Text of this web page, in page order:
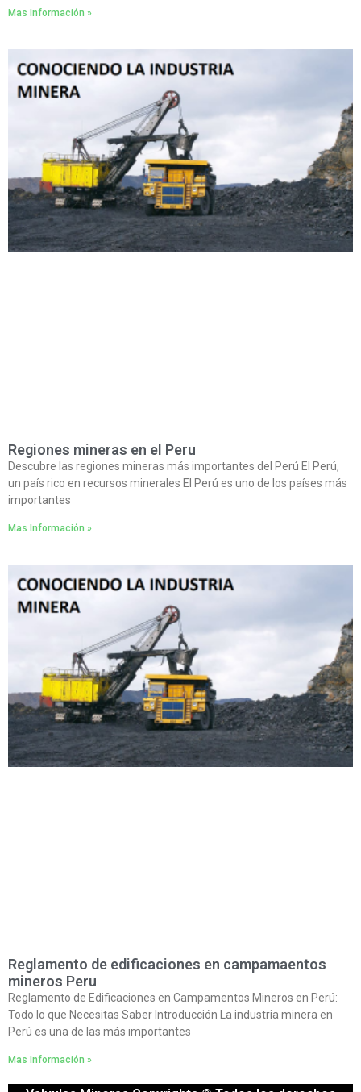
Mas Información »
Regiones mineras en el Peru
Descubre las regiones mineras más importantes del Perú El Perú,
un país rico en recursos minerales El Perú es uno de los países más
importantes
Mas Información »
Reglamento de edificaciones en campamaentos
mineros Peru
Reglamento de Edificaciones en Campamentos Mineros en Perú:
Todo lo que Necesitas Saber Introducción La industria minera en
Perú es una de las más importantes
Mas Información »